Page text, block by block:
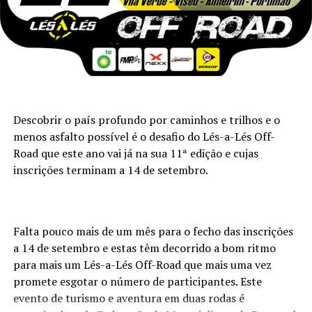
Descobrir o país profundo por caminhos e trilhos e o
menos asfalto possível é o desafio do Lés-a-Lés Off-
Road que este ano vai já na sua 11ª edição e cujas
inscrições terminam a 14 de setembro.
Falta pouco mais de um mês para o fecho das inscrições
a 14 de setembro e estas têm decorrido a bom ritmo
para mais um Lés-a-Lés Off-Road que mais uma vez
promete esgotar o número de participantes. Este
evento de turismo e aventura em duas rodas é